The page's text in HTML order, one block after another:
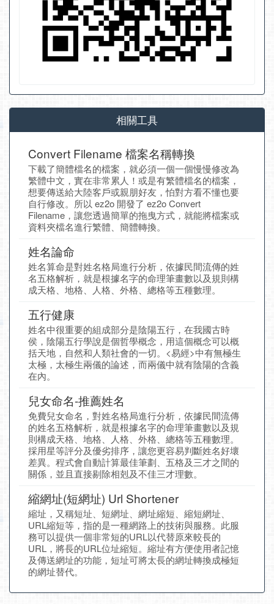
相關工具
Convert Filename 檔案名稱轉換
下載了簡體檔名的檔案，就必須一個一個慢慢修改為
繁體中文，實在非常累人！或是有繁體檔名的檔案，
想要傳送給大陸客戶或親朋好友，怕對方看不懂也要
自行修改。所以 ez2o 開發了 ez2o Convert
Filename，讓您透過簡單的拖曳方式，就能將檔案或
資料夾檔名進行繁體、簡體轉換。
姓名論命
姓名算命是對姓名格局進行分析，依據民間流傳的姓
名五格解析，就是根據名字的命理筆畫數以及規則構
成天格、地格、人格、外格、總格等五種數理。
五行健康
姓名中很重要的組成部分是陰陽五行，在我國古時
侯，陰陽五行學說是個哲學概念，用這個概念可以概
括天地，自然和人類社會的一切。<易經>中有無極生
太極，太極生兩儀的論述，而兩儀中就有陰陽的含義
在內。
兒女命名-推薦姓名
免費兒女命名，對姓名格局進行分析，依據民間流傳
的姓名五格解析，就是根據名字的命理筆畫數以及規
則構成天格、地格、人格、外格、總格等五種數理。
採用星等評分及優劣排序，讓您更容易判斷姓名好壞
差異。程式會自動計算最佳筆劃、五格及三才之間的
關係，並且直接剔除相剋及不佳三才理數。
縮網址(短網址) Url Shortener
縮址，又稱短址、短網址、網址縮短、縮短網址、
URL縮短等，指的是一種網路上的技術與服務。此服
務可以提供一個非常短的URL以代替原來較長的
URL，將長的URL位址縮短。縮址有方便使用者記憶
及傳送網址的功能，短址可將太長的網址轉換成極短
的網址替代。